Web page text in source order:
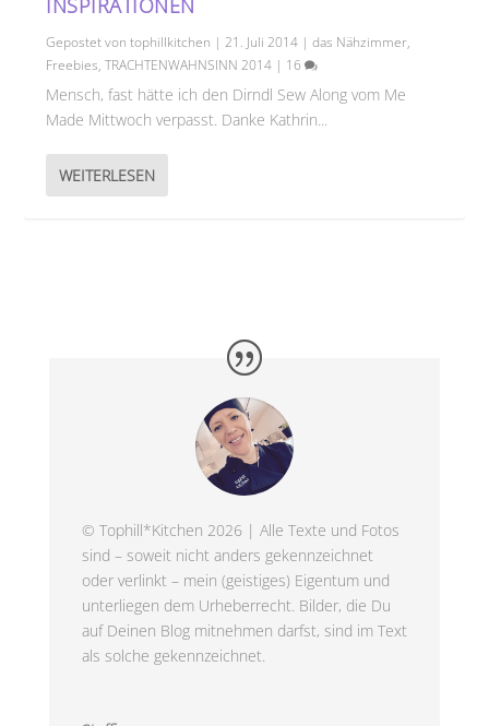
INSPIRATIONEN
Gepostet vontophillkitchen |21. Juli 2014 |das Nähzimmer,
Freebies,TRACHTENWAHNSINN 2014 | 16
Mensch, fast hätte ich den Dirndl Sew Along vom Me
Made Mittwoch verpasst. Danke Kathrin...
WEITERLESEN
© Tophill*Kitchen 2026 | Alle Texte und Fotos
sind – soweit nicht anders gekennzeichnet
oder verlinkt – mein (geistiges) Eigentum und
unterliegen dem Urheberrecht. Bilder, die Du
auf Deinen Blog mitnehmen darfst, sind im Text
als solche gekennzeichnet.